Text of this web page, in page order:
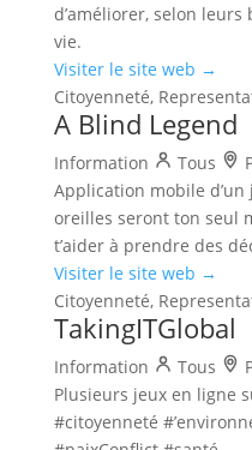
d’améliorer, selon
vie.
Visiter le site web →
Citoyenneté,
A Blind Legend
Information Tous
Application mobile
oreilles seront ton seul
t’aider à prendre des
Visiter le site web →
Citoyenneté,
TakingITGlobal
Information Tous
Plusieurs jeux en ligne
#citoyenneté